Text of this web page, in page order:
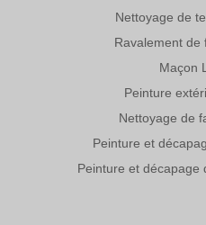
Nettoyage de
Ravalement de
Maçon
Peinture
Nettoyage de
Peinture et
Peinture et décapage